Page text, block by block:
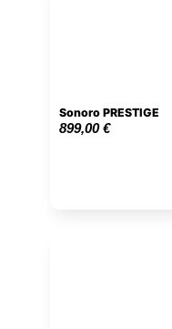
Sonoro PRESTIGE
899,00€